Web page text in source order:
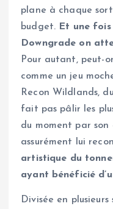
plane à chaque
budget. Et une fois
Downgrade on
Pour autant, peut-
comme un jeu
Recon Wildlands,
fait pas pâlir les
du moment par
assurément lui
artistique du
ayant bénéficié
Divisée en